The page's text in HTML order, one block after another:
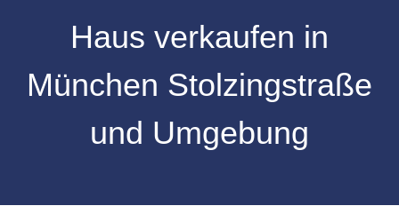
Haus verkaufen in
München Stolzingstraße
und Umgebung